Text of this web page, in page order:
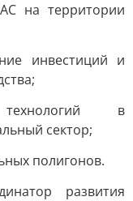
на территории
инвестиций и
в
сектор;
полигонов.
развития